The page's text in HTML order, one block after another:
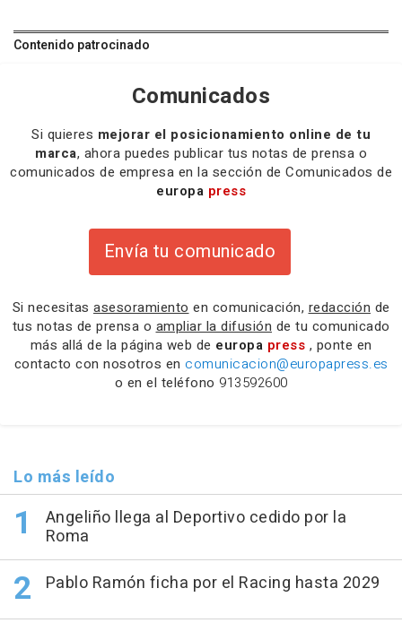
Contenido patrocinado
Comunicados
Si quieres mejorar el posicionamiento online de tu
marca, ahora puedes publicar tus notas de prensa o
comunicados de empresa en la sección de Comunicados de
europa press
Envía tu comunicado
Si necesitas asesoramiento en comunicación, redacción de
tus notas de prensa o ampliar la difusión de tu comunicado
más allá de la página web de europa press , ponte en
contacto con nosotros en comunicacion@europapress.es
o en el teléfono 913592600
Lo más leído
Angeliño llega al Deportivo cedido por la
Roma
Pablo Ramón ficha por el Racing hasta 2029